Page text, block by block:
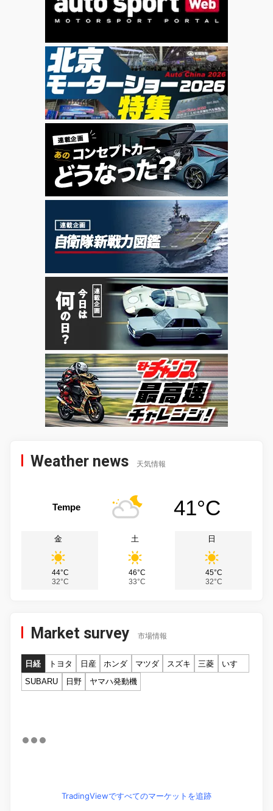
Weather news 天気情報
Tempe 41°C
金
44°C
32°C
土
46°C
33°C
日
45°C
32°C
Market survey 市場情報
日経 トヨタ 日産 ホンダ マツダ スズキ 三菱
いすゞ
SUBARU
日野 ヤマハ発動機
TradingViewですべてのマーケットを追跡